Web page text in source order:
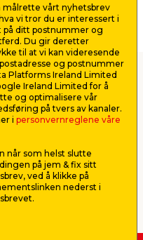
nok på
målrette vårt nyhetsbrev
vi tror du er interessert i
på ditt postnummer og
Du gir deretter
til at vi kan videresende
og postnummer
Platforms Ireland Limited
Ireland Limited for å
og optimalisere vår
på tvers av kanaler.
i personvernreglene våre
når som helst slutte
på jem & fix sitt
ved å klikke på
nederst i